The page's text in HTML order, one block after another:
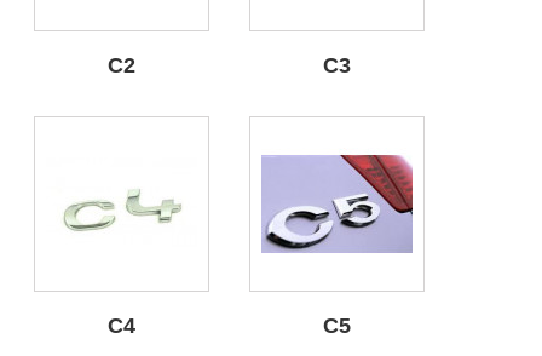
C2 C3
C4 C5